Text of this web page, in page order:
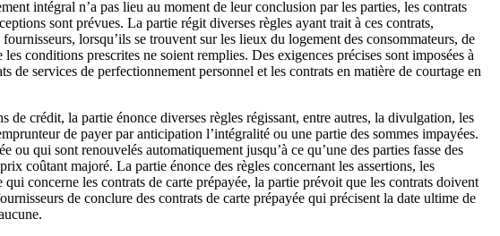
intégral n’a pas lieu au moment de leur conclusion par les parties, les contrats
sont prévues. La partie régit diverses règles ayant trait à ces contrats,
lorsqu’ils se trouvent sur les lieux du logement des consommateurs, de
conditions prescrites ne soient remplies. Des exigences précises sont imposées à
services de perfectionnement personnel et les contrats en matière de courtage en
crédit, la partie énonce diverses règles régissant, entre autres, la divulgation, les
de payer par anticipation l’intégralité ou une partie des sommes impayées.
qui sont renouvelés automatiquement jusqu’à ce qu’une des parties fasse des
coûtant majoré. La partie énonce des règles concernant les assertions, les
concerne les contrats de carte prépayée, la partie prévoit que les contrats doivent
de conclure des contrats de carte prépayée qui précisent la date ultime de